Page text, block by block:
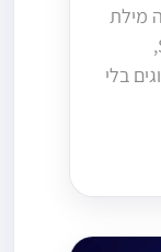
מילת
מפתח? כך תזהו קניבליזציה ב-SEO,
בלי